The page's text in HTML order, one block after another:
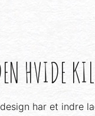
HVIDE
har et indre